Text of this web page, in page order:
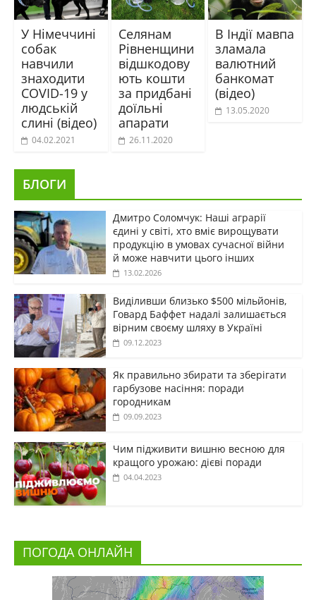
У Німеччині
собак
навчили
знаходити
COVID-19 у
людській
слині (відео)
04.02.2021
Селянам
Рівненщини
відшкодову
ють кошти
за придбані
доїльні
апарати
26.11.2020
В Індії мавпа
зламала
валютний
банкомат
(відео)
13.05.2020
БЛОГИ
Дмитро Соломчук: Наші аграрії
єдині у світі, хто вміє вирощувати
продукцію в умовах сучасної війни
й може навчити цього інших
13.02.2026
Виділивши близько $500 мільйонів,
Говард Баффет надалі залишається
вірним своєму шляху в Україні
09.12.2023
Як правильно збирати та зберігати
гарбузове насіння: поради
городникам
09.09.2023
Чим підживити вишню весною для
кращого урожаю: дієві поради
04.04.2023
ПОГОДА ОНЛАЙН